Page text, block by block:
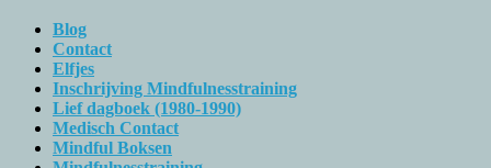
Blog
Contact
Elfjes
Inschrijving Mindfulnesstraining
Lief dagboek (1980-1990)
Medisch Contact
Mindful Boksen